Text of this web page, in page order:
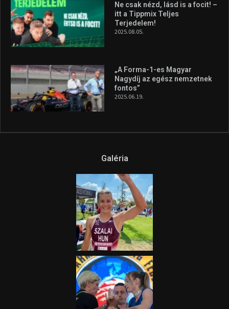
Ne csak nézd, lásd is a focit! –
itt a Tippmix Teljes
Terjedelem!
2025.08.05.
„A Forma-1-es Magyar
Nagydíj az egész nemzetnek
fontos”
2025.06.19.
Galéria